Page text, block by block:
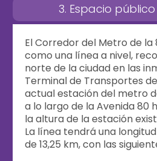
3. Espacio
El Corredor del Metro de
como una línea a nivel,
norte de la ciudad en las
Terminal de Transportes
actual estación del metro
a lo largo de la Avenida 80
la altura de la estación
La línea tendrá una
de 13,25 km, con las